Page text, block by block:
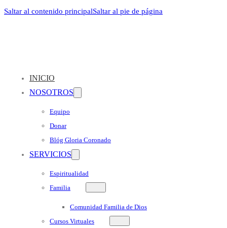
Saltar al contenido principalSaltar al pie de página
INICIO
NOSOTROS
Equipo
Donar
Blóg Gloria Coronado
SERVICIOS
Espiritualidad
Familia
Comunidad Familia de Dios
Cursos Virtuales